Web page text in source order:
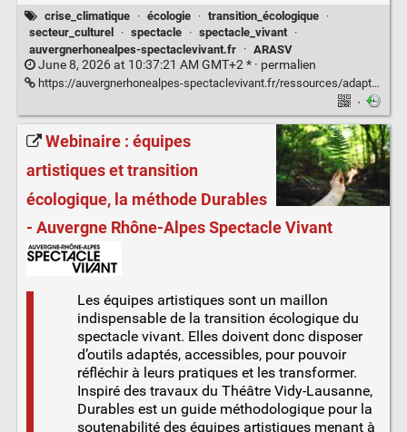
crise_climatique · écologie · transition_écologique ·
secteur_culturel
· spectacle · spectacle_vivant ·
auvergnerhonealpes-spectaclevivant.fr
· ARASV
June 8, 2026 at 10:37:21 AM GMT+2 * · permalien
https://auvergnerhonealpes-spectaclevivant.fr/ressources/adaptation-au-changement-climatique/
·
Webinaire : équipes
artistiques et transition
écologique, la méthode Durables
- Auvergne Rhône-Alpes Spectacle Vivant
Les équipes artistiques sont un maillon
indispensable de la transition écologique du
spectacle vivant. Elles doivent donc disposer
d’outils adaptés, accessibles, pour pouvoir
réfléchir à leurs pratiques et les transformer.
Inspiré des travaux du Théâtre Vidy-Lausanne,
Durables est un guide méthodologique pour la
soutenabilité des équipes artistiques menant à